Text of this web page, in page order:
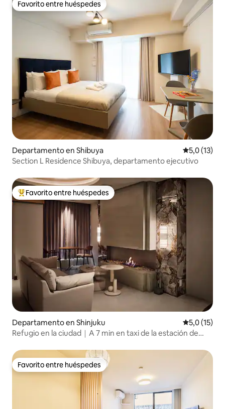
Favorito entre huéspedes
Favorito entre huéspedes
Departamento en Shibuya Calificación
5,0 (13)
Section L Residence Shibuya, departamento ejecutivo
Favorito entre los huéspedes más destacados
Favorito entre huéspedes
Departamento en Shinjuku Calificación
5,0 (15)
Refugio en la ciudad｜A 7 min en taxi de la estación de
Favorito entre huéspedes
Favorito entre huéspedes